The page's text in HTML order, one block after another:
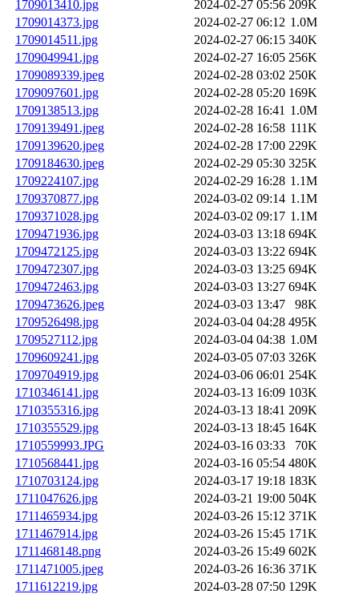
1709013410.jpg 2024-02-27 05:56 209K
1709014373.jpg
2024-02-27 06:12 1.0M
1709014511.jpg
2024-02-27 06:15 340K
1709049941.jpg
2024-02-27 16:05 256K
1709089339.jpeg
2024-02-28 03:02 250K
1709097601.jpg
2024-02-28 05:20 169K
1709138513.jpg
2024-02-28 16:41 1.0M
1709139491.jpeg
2024-02-28 16:58 111K
1709139620.jpeg
2024-02-28 17:00 229K
1709184630.jpeg
2024-02-29 05:30 325K
1709224107.jpg
2024-02-29 16:28 1.1M
1709370877.jpg
2024-03-02 09:14 1.1M
1709371028.jpg
2024-03-02 09:17 1.1M
1709471936.jpg
2024-03-03 13:18 694K
1709472125.jpg
2024-03-03 13:22 694K
1709472307.jpg
2024-03-03 13:25 694K
1709472463.jpg
2024-03-03 13:27 694K
1709473626.jpeg
2024-03-03 13:47
98K
1709526498.jpg
2024-03-04 04:28 495K
1709527112.jpg
2024-03-04 04:38 1.0M
1709609241.jpg
2024-03-05 07:03 326K
1709704919.jpg
2024-03-06 06:01 254K
1710346141.jpg
2024-03-13 16:09 103K
1710355316.jpg
2024-03-13 18:41 209K
1710355529.jpg
2024-03-13 18:45 164K
1710559993.JPG
2024-03-16 03:33
70K
1710568441.jpg
2024-03-16 05:54 480K
1710703124.jpg
2024-03-17 19:18 183K
1711047626.jpg
2024-03-21 19:00 504K
1711465934.jpg
2024-03-26 15:12 371K
1711467914.jpg
2024-03-26 15:45 171K
1711468148.png
2024-03-26 15:49 602K
1711471005.jpeg
2024-03-26 16:36 371K
1711612219.jpg
2024-03-28 07:50 129K